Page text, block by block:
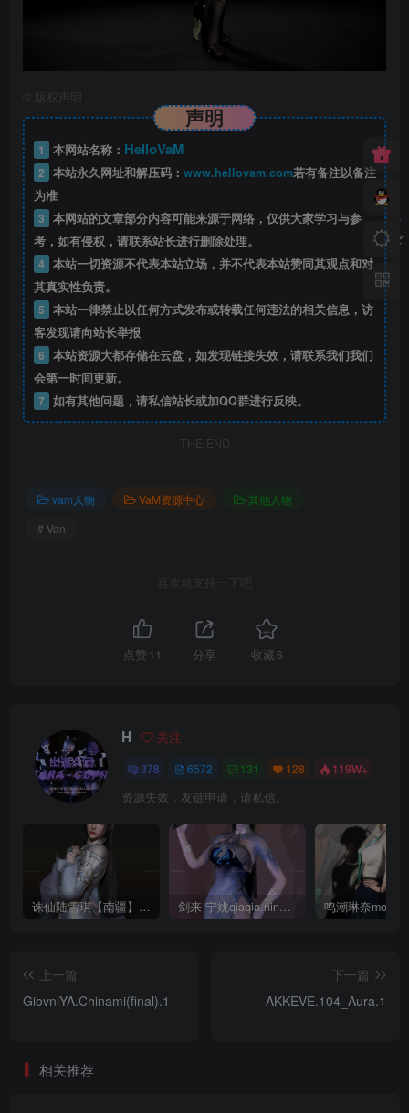
版权声明
声明
1 本网站名称： HelloVaM
2 本站永久网址和解压码： www.hellovam.com若有备注以备注
为准
3 本网站的文章部分内容可能来源于网络，仅供大家学习与参
考，如有侵权，请联系站长进行删除处理。
4 本站一切资源不代表本站立场，并不代表本站赞同其观点和对
其真实性负责。
5 本站一律禁止以任何方式发布或转载任何违法的相关信息，访
客发现请向站长举报
6 本站资源大都存储在云盘，如发现链接失效，请联系我们我们
会第一时间更新。
7 如有其他问题，请私信站长或加QQ群进行反映。
THE END
vam人物 VaM资源中心
其他人物
# Van
喜欢就支持一下吧
点赞 11 分享 收藏 6
H 关注
378 6572 131 128 119W+
资源失效，友链申请，请私信。
诛仙陆雪琪【南疆】CoveRig 剑来-宁姚qiaqia.ningyao-re.1
上一篇
GiovniYA.Chinami(final).1
下一篇
AKKEVE.104_Aura.1
相关推荐